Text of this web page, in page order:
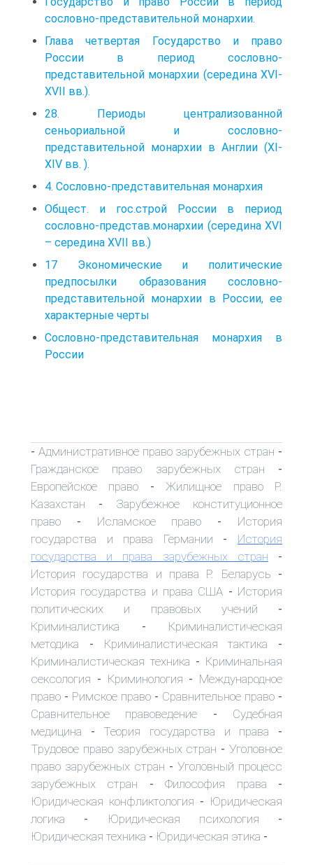
сословно-представительной монархии.
Глава четвертая Государство и право
России в период сословно-
представительной монархии (середина XVI-
XVII вв.).
28. Периоды централизованной
сеньориальной и сословно-
представительной монархии в Англии (XI-
XIV вв. ).
4. Сословно-представительная монархия
Общест. и гос.строй России в период
сословно-представ.монархии (середина ХVI
– середина XVII вв.)
17 Экономические и политические
предпосылки образования сословно-
представительной монархии в России, ее
характерные черты
Сословно-представительная монархия в
России
- Административное право зарубежных стран -
Гражданское право зарубежных стран -
Европейское право - Жилищное право Р.
Казахстан - Зарубежное конституционное
право - Исламское право - История
государства и права Германии - История
государства и права зарубежных стран -
История государства и права Р. Беларусь -
История государства и права США - История
политических и правовых учений -
Криминалистика - Криминалистическая
методика - Криминалистическая тактика -
Криминалистическая техника - Криминальная
сексология - Криминология - Международное
право - Римское право - Сравнительное право -
Сравнительное правоведение - Судебная
медицина - Теория государства и права -
Трудовое право зарубежных стран -Уголовное
право зарубежных стран - Уголовный процесс
зарубежных стран -Философия права -
Юридическая конфликтология - Юридическая
логика - Юридическая психология -
Юридическая техника - Юридическая этика -